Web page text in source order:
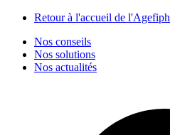
Retour à l'accueil de l'Agefiph
Nos conseils
Nos solutions
Nos actualités